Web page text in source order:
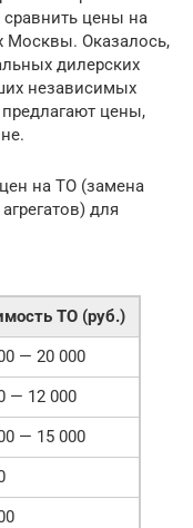
цены на
Москвы. Оказалось,
дилерских
независимых
цены,
на ТО (замена
для
ТО (руб.)
— 20 000
— 12 000
— 15 000